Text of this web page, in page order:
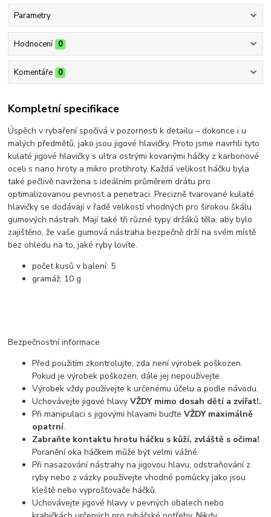
Parametry
Hodnocení 0
Komentáře 0
Kompletní specifikace
Úspěch v rybaření spočívá v pozornosti k detailu – dokonce i u
malých předmětů, jako jsou jigové hlavičky. Proto jsme navrhli tyto
kulaté jigové hlavičky s ultra ostrými kovanými háčky z karbonové
oceli s nano hroty a mikro protihroty. Každá velikost háčku byla
také pečlivě navržena s ideálním průměrem drátu pro
optimalizovanou pevnost a penetraci. Precizně tvarované kulaté
hlavičky se dodávají v řadě velikostí vhodných pro širokou škálu
gumových nástrah. Mají také tři různé typy držáků těla, aby bylo
zajištěno, že vaše gumová nástraha bezpečně drží na svém místě
bez ohledu na to, jaké ryby lovíte.
počet kusů v balení: 5
gramáž: 10 g
Bezpečnostní informace
Před použitím zkontrolujte, zda není výrobek poškozen.
Pokud je výrobek poškozen, dále jej nepoužívejte.
Výrobek vždy používejte k určenému účelu a podle návodu.
Uchovávejte jigové hlavyVŽDY mimo dosah dětí a zvířat!.
Při manipulaci s jigovými hlavami buďteVŽDY maximálně
opatrní.
Zabraňte kontaktu hrotu háčku s kůží, zvláště s očima!
Poranění oka háčkem může být velmi vážné.
Při nasazování nástrahy na jigovou hlavu, odstraňování z
ryby nebo z vázky používejte vhodné pomůcky jako jsou
kleště nebo vyprošťovače háčků.
Uchovávejte jigové hlavy v pevných obalech nebo